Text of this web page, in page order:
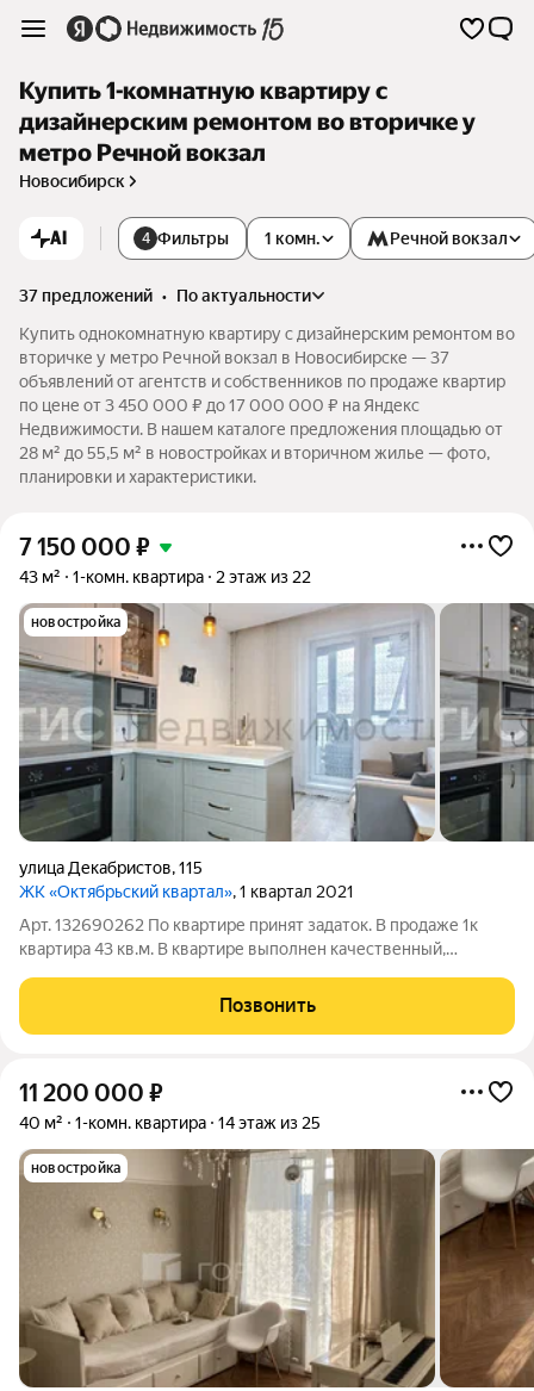
Купить 1-комнатную квартиру с
дизайнерским ремонтом во вторичке у
метро Речной вокзал
Новосибирск
AI 4 Фильтры 1 комн. Речной вокзал
37 предложений •
по актуальности
Купить однокомнатную квартиру с дизайнерским ремонтом во
вторичке у метро Речной вокзал в Новосибирске — 37
объявлений от агентств и собственников по продаже квартир
по цене от 3 450 000 ₽ до 17 000 000 ₽ на Яндекс
Недвижимости. В нашем каталоге предложения площадью от
28 м² до 55,5 м² в новостройках и вторичном жилье — фото,
планировки и характеристики.
7 150 000 ₽
43 м² 1-комн. квартира 2 этаж из 22
новостройка
улица Декабристов,115
ЖК «Октябрьский квартал», 1 квартал 2021
Арт. 132690262 По квартире принят задаток. В продаже 1к
квартира 43 кв.м. В квартире выполнен качественный,
кухню-гостиную, а так же большую спальню, коридор 7 кв.м.,
просторный санузел и
Позвонить
11 200 000 ₽
40 м² 1-комн. квартира 14 этаж из 25
новостройка